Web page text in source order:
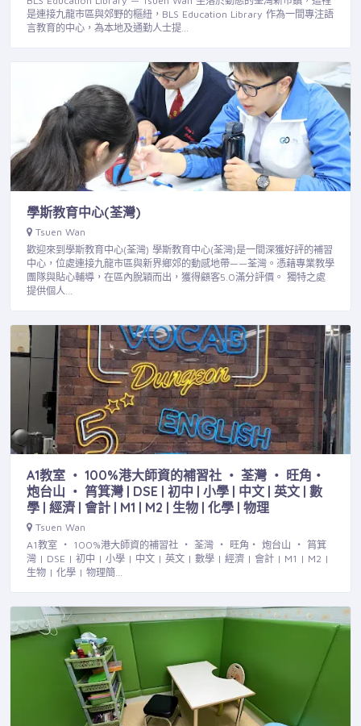
是連接九龍市區與郊野的樞紐，BLS Education Library 作為一間專注語
言教育的中心，為本地及通勤人士提…
學斯教育中心(荃灣)
Tsuen Wan
歡迎來到學斯教育中心(荃灣) 學斯教育中心(荃灣)是一間深獲好評的補習
中心，位處連接九龍市區與新界鄉郊的動感地帶——荃灣。憑藉專業教學
團隊與貼心輔導，在區內脫穎而出，獲得顧客5.0滿分評價。 獨特之處
提供個人…
A1教室 ‧ 100%港大師資的補習社 ‧ 荃灣 ‧ 旺角‧
炮台山 ‧ 筲箕灣 | DSE | 初中 | 小學 | 中文 | 英文 | 數
學 | 經濟 | 會計 | M1 | M2 | 生物 | 化學 | 物理
Tsuen Wan
A1教室 ‧ 100%港大師資的補習社 ‧ 荃灣 ‧ 旺角‧ 炮台山 ‧ 筲箕
灣 | DSE | 初中 | 小學 | 中文 | 英文 | 數學 | 經濟 | 會計 | M1 | M2 |
生物 | 化學 | 物理簡…